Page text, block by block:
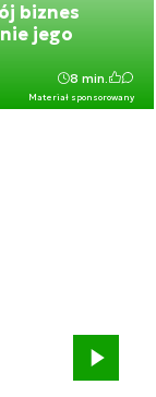
biznes
jego
Materiał sponsorowany
8 min.